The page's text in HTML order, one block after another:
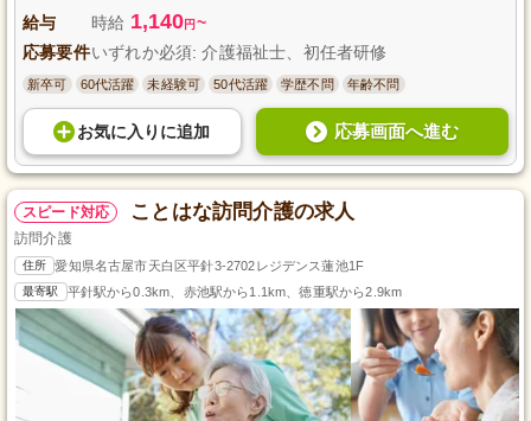
給与 時給 1,140円 ~
応募要件いずれか必須: 介護福祉士、初任者研修
新卒可 60代活躍 未経験可 50代活躍 学歴不問 年齢不問
お気に入り に追加 応募画面へ進む
スピード対応 ことはな訪問介護の求人
訪問介護
住所 愛知県名古屋市天白区平針3-2702レジデンス蓮池1F
最寄駅 平針駅から0.3km、赤池駅から1.1km、徳重駅から2.9km